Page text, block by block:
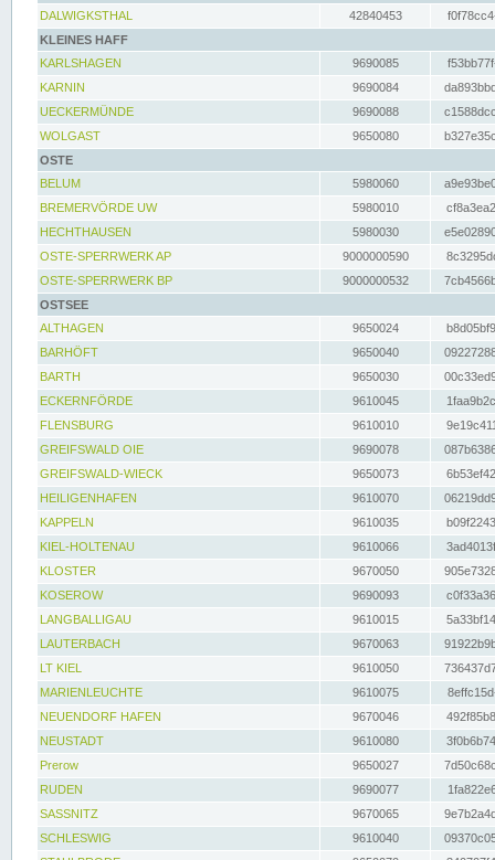
DALWIGKSTHAL
42840453
KLEINES HAFF
KARLSHAGEN
9690085
KARNIN
9690084
UECKERMÜNDE
9690088
WOLGAST
9650080
OSTE
BELUM
5980060
BREMERVÖRDE UW
5980010
HECHTHAUSEN
5980030
OSTE-SPERRWERK AP
9000000590
OSTE-SPERRWERK BP
9000000532
OSTSEE
ALTHAGEN
9650024
BARHÖFT
9650040
BARTH
9650030
ECKERNFÖRDE
9610045
FLENSBURG
9610010
GREIFSWALD OIE
9690078
GREIFSWALD-WIECK
9650073
HEILIGENHAFEN
9610070
KAPPELN
9610035
KIEL-HOLTENAU
9610066
KLOSTER
9670050
KOSEROW
9690093
LANGBALLIGAU
9610015
LAUTERBACH
9670063
LT KIEL
9610050
MARIENLEUCHTE
9610075
NEUENDORF HAFEN
9670046
NEUSTADT
9610080
Prerow
9650027
RUDEN
9690077
SASSNITZ
9670065
SCHLESWIG
9610040